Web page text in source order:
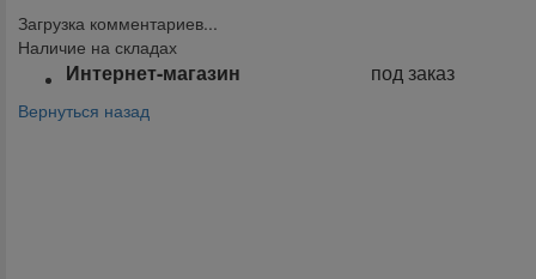
Загрузка комментариев...
Наличие на складах
Интернет-магазин под заказ
Вернуться назад